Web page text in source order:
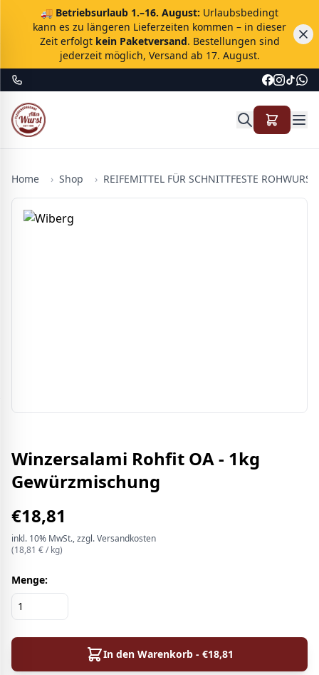
🚚 Betriebsurlaub 1.–16. August: Urlaubsbedingt
kann es zu längeren Lieferzeiten kommen – in dieser
Zeit erfolgt kein Paketversand. Bestellungen sind
jederzeit möglich, Versand ab 17. August.
Home › Shop › REIFEMITTEL FÜR SCHNITTFESTE
Winzersalami Rohfit OA - 1kg
Gewürzmischung
€18,81
inkl. 10% MwSt., zzgl. Versandkosten
(18,81 € /kg)
Menge:
In den Warenkorb - €18,81